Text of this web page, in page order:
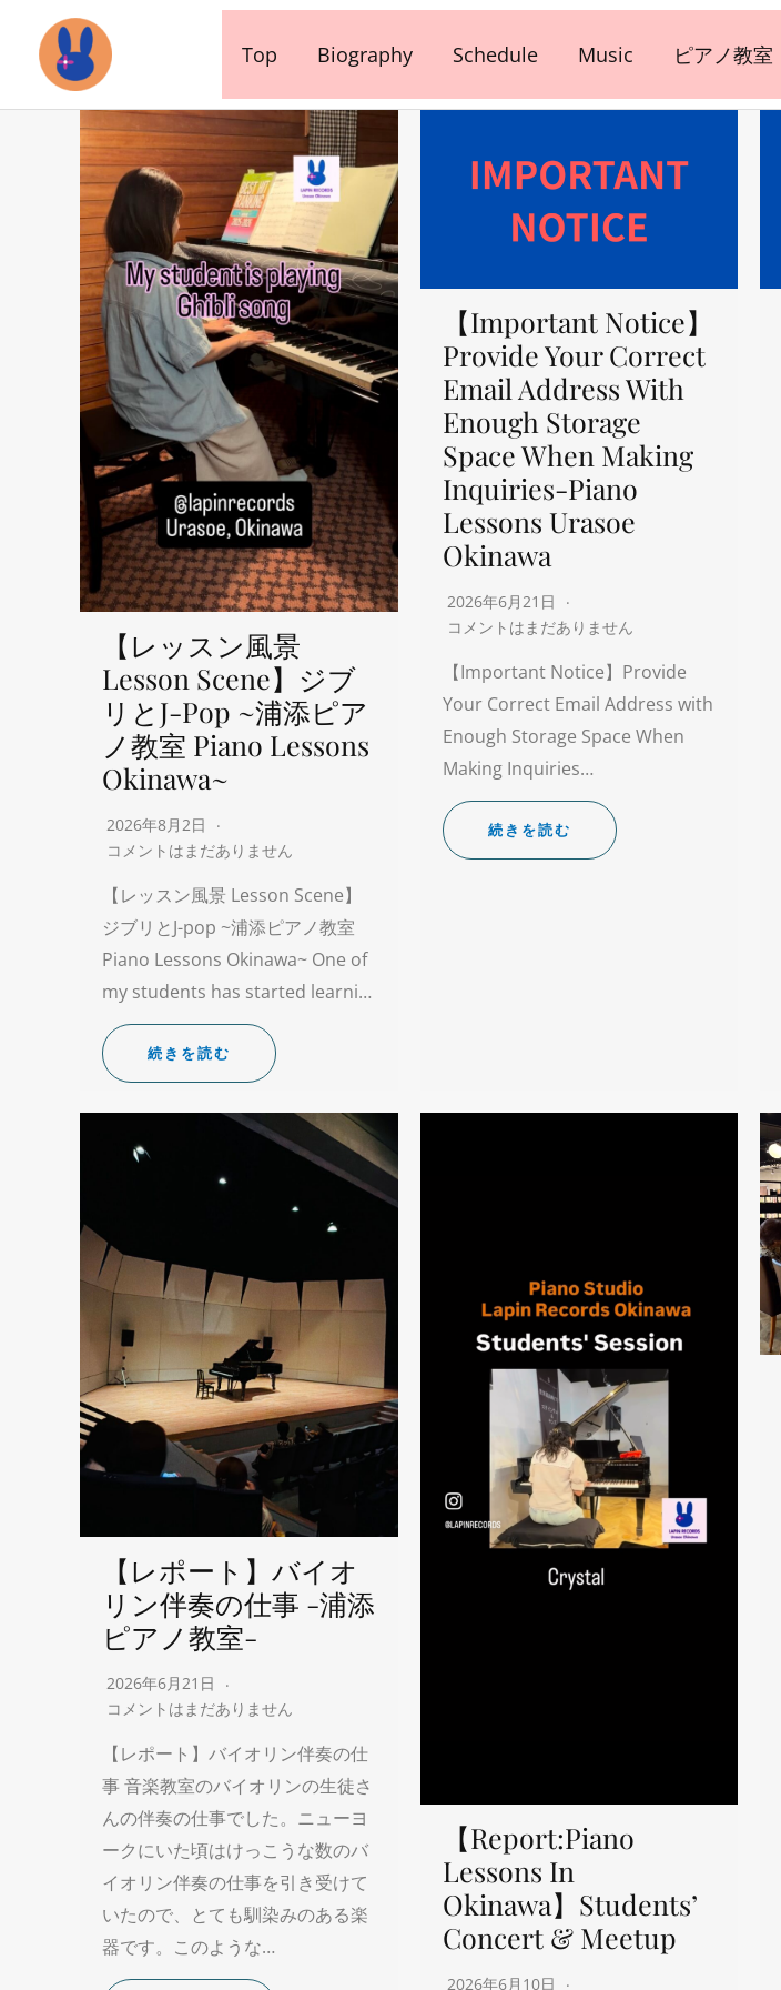
ス
Top Biography Schedule Music ピアノ教室
【レッスン風景
Lesson Scene】ジブ
リとJ-Pop ~浦添ピア
ノ教室 Piano Lessons
Okinawa~
2026年8月2日
コメントはまだありません
【レッスン風景 Lesson Scene】
ジブリとJ-pop ~浦添ピアノ教室
Piano Lessons Okinawa~ One of
my students has started learni…
続きを読む
【Important Notice】
Provide Your Correct
Email Address With
Enough Storage
Space When Making
Inquiries-Piano
Lessons Urasoe
Okinawa
2026年6月21日
コメントはまだありません
【Important Notice】Provide
Your Correct Email Address with
Enough Storage Space When
Making Inquiries…
続きを読む
【レポート】バイオ
リン伴奏の仕事 -浦添
ピアノ教室-
2026年6月21日
コメントはまだありません
【レポート】バイオリン伴奏の仕
事 音楽教室のバイオリンの生徒さ
んの伴奏の仕事でした。ニューヨ
ークにいた頃はけっこうな数のバ
イオリン伴奏の仕事を引き受けて
いたので、とても馴染みのある楽
器です。このような…
【Report:Piano
Lessons In
Okinawa】Students’
Concert & Meetup
2026年6月10日